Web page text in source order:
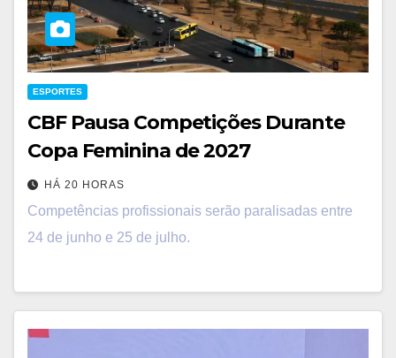
ESPORTES
CBF Pausa Competições Durante
Copa Feminina de 2027
HÁ 20 HORAS
Competências profissionais serão paralisadas entre
24 de junho e 25 de julho.